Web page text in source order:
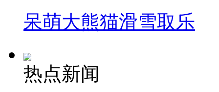
呆萌大熊猫滑雪取乐
热点新闻